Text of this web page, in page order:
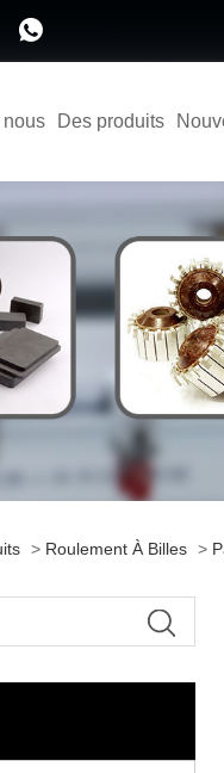
Des produits
> Roulement À Billes >